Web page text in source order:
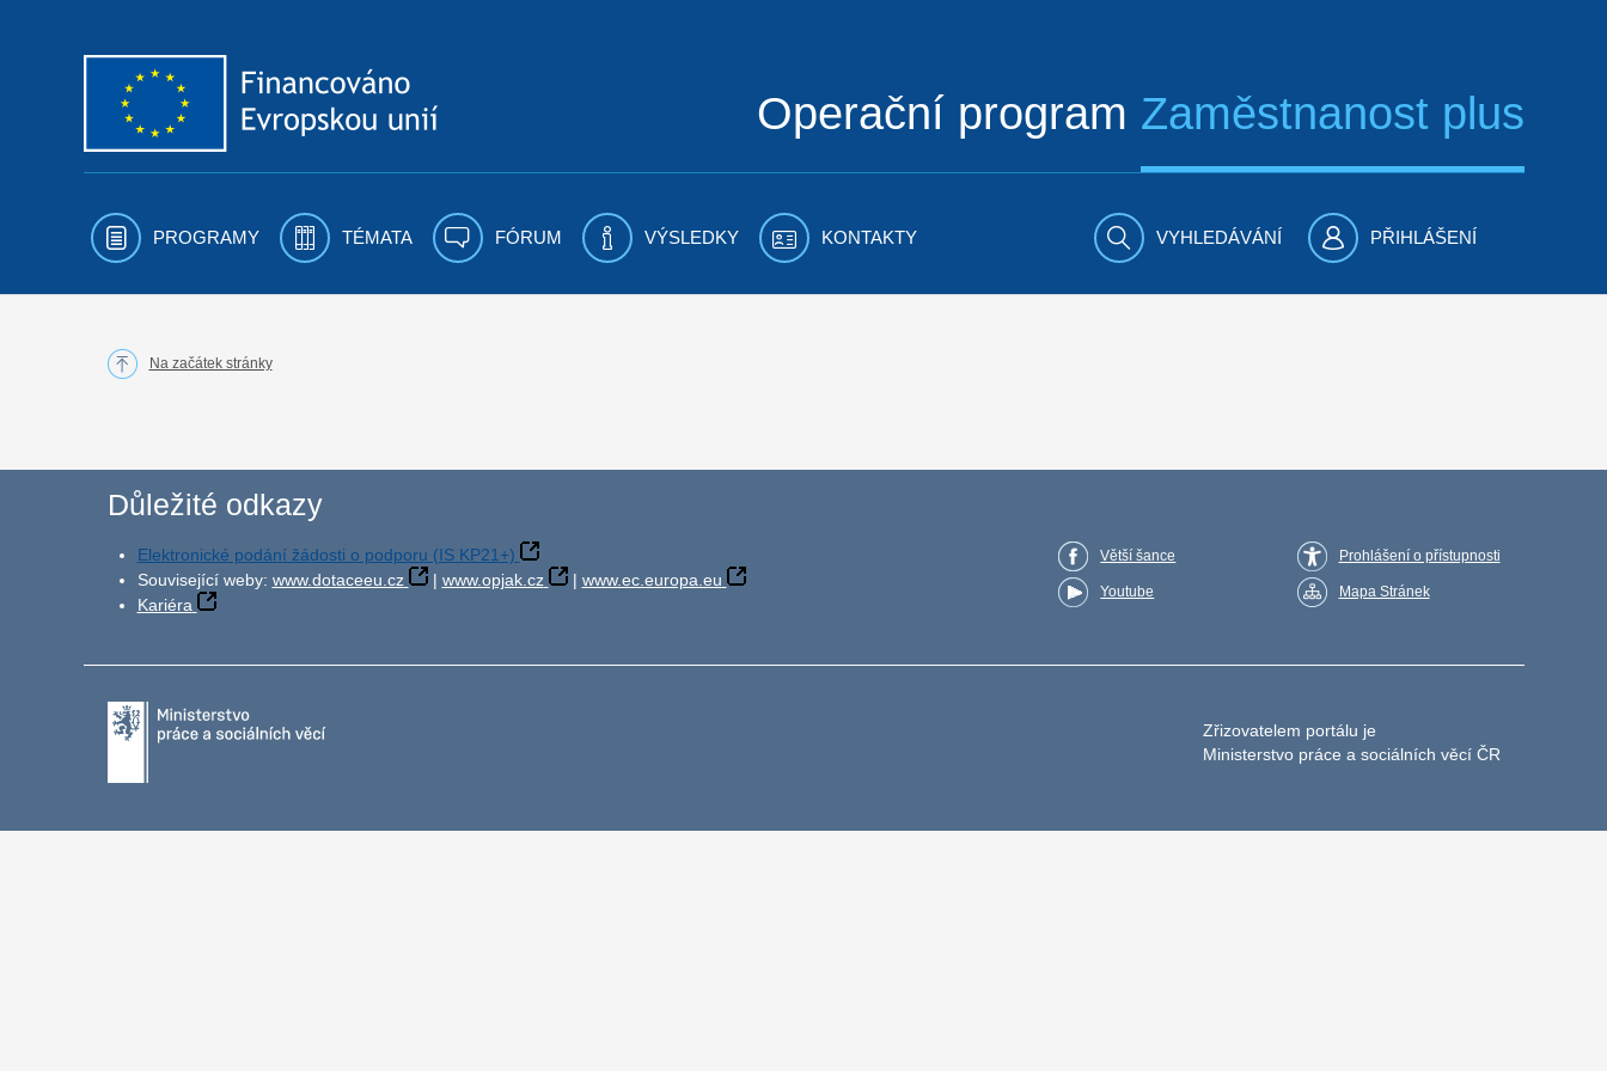
Operační program Zaměstnanost plus
PROGRAMY TÉMATA FÓRUM VÝSLEDKY KONTAKTY VYHLEDÁVÁNÍ PŘIHLÁŠENÍ
Na začátek stránky
Důležité odkazy
Elektronické podání žádosti o podporu (IS KP21+)
Související weby: www.dotaceeu.cz | www.opjak.cz | www.ec.europa.eu
Kariéra
Větší šance
Youtube
Prohlášení o přístupnosti
Mapa Stránek
Zřizovatelem portálu je
Ministerstvo práce a sociálních věcí ČR